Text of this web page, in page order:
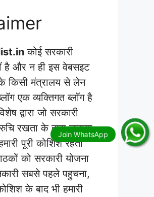
कोई सरकारी
है और न ही इस वेबसइट
किसी मंत्रालय से लेन
एक व्यक्तिगत ब्लॉग है
द्वारा जो सरकारी
रखता के द्वारा चलाया
पूरी कोशिश रहती
को सरकारी योजना
सबसे पहले पहुचना,
के बाद भी हमारी